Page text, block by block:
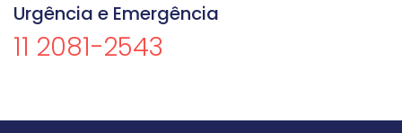
Urgência e Emergência
11 2081-2543